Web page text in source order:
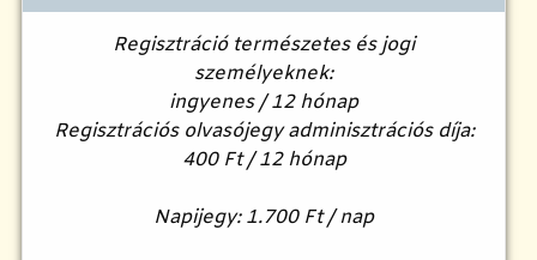
Regisztráció természetes és jogi
személyeknek:
ingyenes / 12 hónap
Regisztrációs olvasójegy adminisztrációs díja:
400 Ft / 12 hónap
Napijegy: 1.700 Ft / nap